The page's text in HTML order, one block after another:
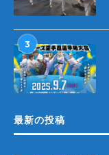
3
最新の投稿